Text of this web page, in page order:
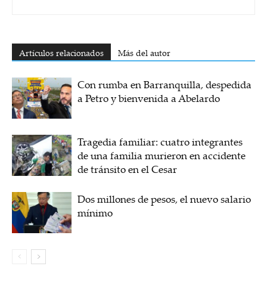
Artículos relacionados Más del autor
Con rumba en Barranquilla, despedida
a Petro y bienvenida a Abelardo
Tragedia familiar: cuatro integrantes
de una familia murieron en accidente
de tránsito en el Cesar
Dos millones de pesos, el nuevo salario
mínimo